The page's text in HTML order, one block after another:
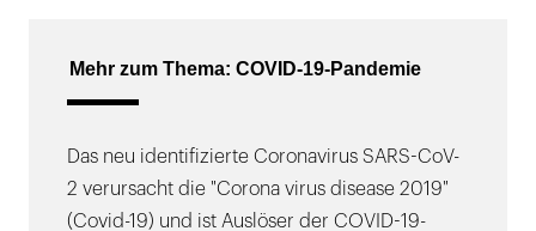
Mehr zum Thema: COVID-19-Pandemie
Das neu identifizierte Coronavirus SARS-CoV-
2 verursacht die "Corona virus disease 2019"
(Covid-19) und ist Auslöser der COVID-19-